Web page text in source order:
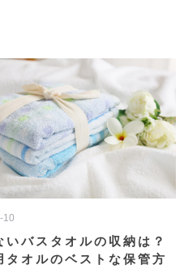
10
いバスタオルの収納は？
タオルのベストな保管方